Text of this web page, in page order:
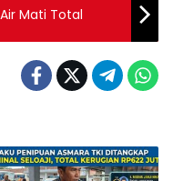
Mati Total